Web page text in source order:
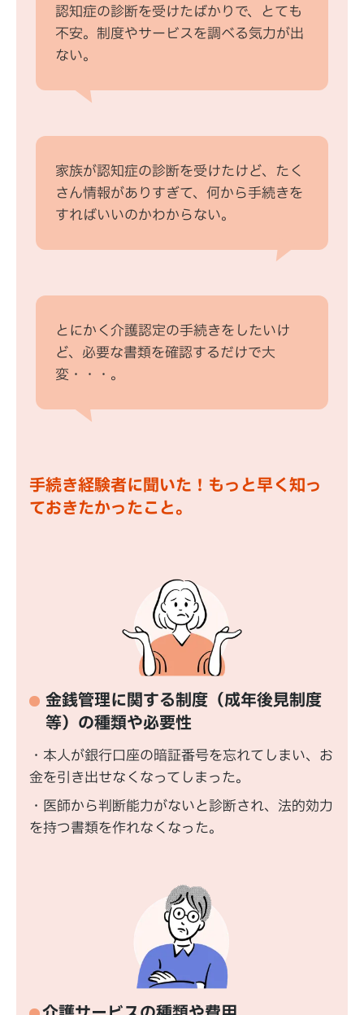
認知症の診断を受けたばかりで、とても
不安。制度やサービスを調べる気力が出
ない。
家族が認知症の診断を受けたけど、たく
さん情報がありすぎて、何から手続きを
すればいいのかわからない。
とにかく介護認定の手続きをしたいけ
ど、必要な書類を確認するだけで大
変・・・。
手続き経験者に聞いた！もっと早く知っ
ておきたかったこと。
金銭管理に関する制度（成年後見制度
等）の種類や必要性
・本人が銀行口座の暗証番号を忘れてしまい、お
金を引き出せなくなってしまった。
・医師から判断能力がないと診断され、法的効力
を持つ書類を作れなくなった。